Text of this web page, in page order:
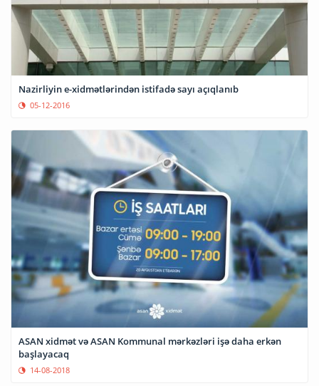
Nazirliyin e-xidmətlərindən istifadə sayı açıqlanıb
05-12-2016
ASAN xidmət və ASAN Kommunal mərkəzləri işə daha erkən
başlayacaq
14-08-2018